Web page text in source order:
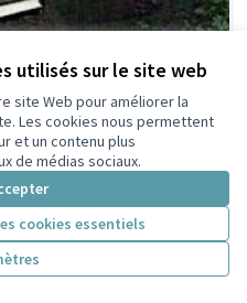
utilisés sur le site web
site Web pour améliorer la
Les cookies nous permettent
et un contenu plus
de médias sociaux.
cookies essentiels